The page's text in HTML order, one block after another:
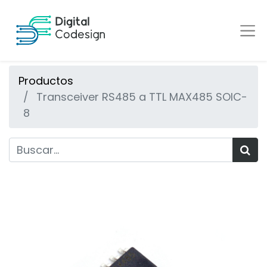
Productos
Transceiver RS485 a TTL MAX485 SOIC-
8